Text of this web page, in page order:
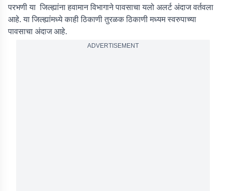
परभणी या जिल्ह्यांना हवामान विभागाने पावसाचा यलो अलर्ट अंदाज वर्तवला
आहे. या जिल्ह्यांमध्ये काही ठिकाणी तुरळक ठिकाणी मध्यम स्वरुपाच्या
पावसाचा अंदाज आहे.
ADVERTISEMENT